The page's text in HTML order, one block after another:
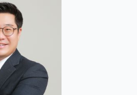
고객후기
전문 변호사